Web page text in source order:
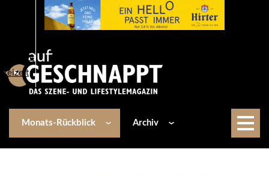
Lifestyle
Freizeit
Monats-Rückblick Archiv